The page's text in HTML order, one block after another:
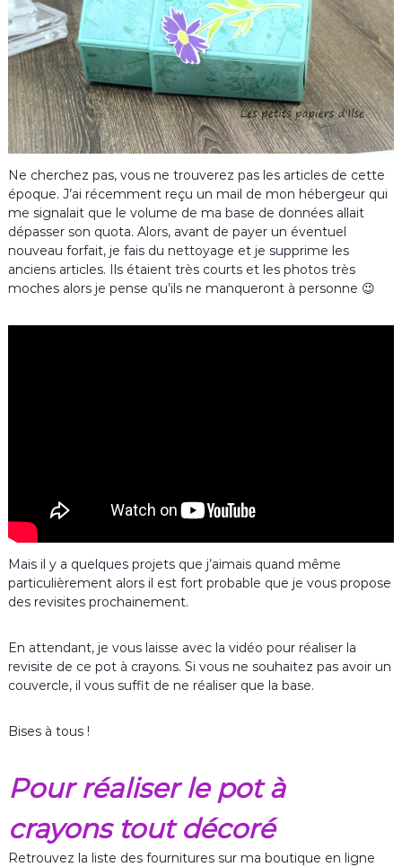
Ne cherchez pas, vous ne trouverez pas les articles de cette
époque. J’ai récemment reçu un mail de mon hébergeur qui
me signalait que le volume de ma base de données allait
dépasser son quota. Alors, avant de payer un éventuel
nouveau forfait, je fais du nettoyage et je supprime les
anciens articles. Ils étaient très courts et les photos très
moches alors je pense qu’ils ne manqueront à personne 😉
Mais il y a quelques projets que j’aimais quand même
particulièrement alors il est fort probable que je vous propose
des revisites prochainement.
En attendant, je vous laisse avec la vidéo pour réaliser la
revisite de ce pot à crayons. Si vous ne souhaitez pas avoir un
couvercle, il vous suffit de ne réaliser que la base.
Bises à tous !
Pour réaliser le pot à
crayons tout décoré
Retrouvez la liste des fournitures sur ma boutique en ligne